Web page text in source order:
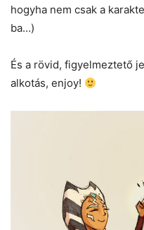
hogyha nem csak a
ba…)
És a rövid, figyelmeztető
alkotás, enjoy!